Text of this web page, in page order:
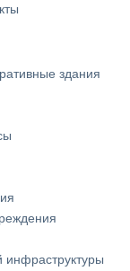
здания
инфраструктуры